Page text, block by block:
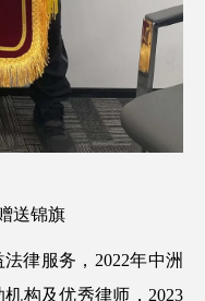
送锦旗
律服务，2022年中洲
构及优秀律师，2023